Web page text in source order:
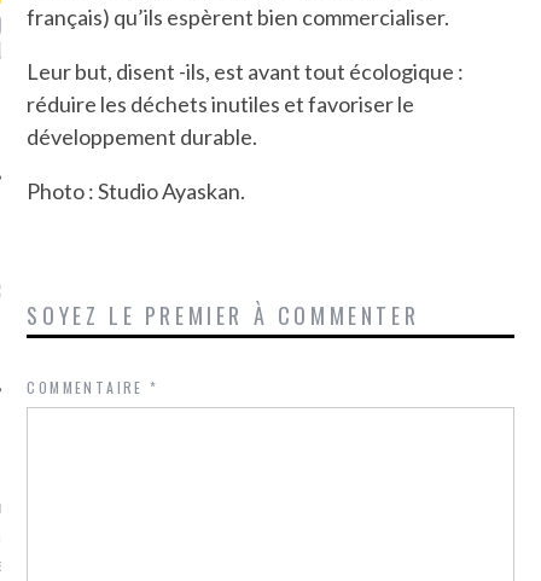
ATTACHÉS À LA
DE L’AMBASSADE
À PARIS. POURQUOI
? POUR QUI ?
UN GRONDIN FOURRÉ AUX
LARDONS DANS LA HALLE
DE DAX. ET POURQUOI PAS
?
SUR FACEBOOK
conquis mais en
français) qu’ils espèrent bien commercialiser.
Leur but, disent -ils, est avant tout écologique :
réduire les déchets inutiles et favoriser le
développement durable.
Photo : Studio Ayaskan.
SOYEZ LE PREMIER À COMMENTER
COMMENTAIRE*